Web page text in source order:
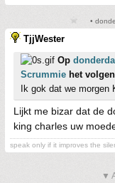
•
TjjWester
Op
Scrummie het
Ik gok dat we morgen
Lijkt me bizar dat de
king charles uw
speak only if it improves the
▼